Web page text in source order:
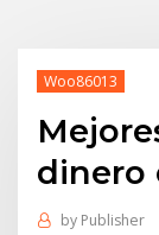
Woo86013
dinero
by Publisher